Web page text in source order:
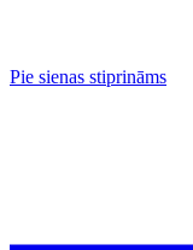
Pie sienas stiprināms